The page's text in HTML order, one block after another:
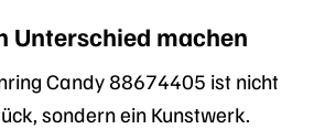
Unterschied machen
Candy 88674405 ist nicht
sondern ein Kunstwerk.